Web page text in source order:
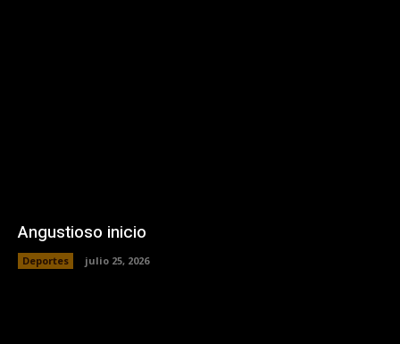
Angustioso inicio
Deportes julio 25, 2026